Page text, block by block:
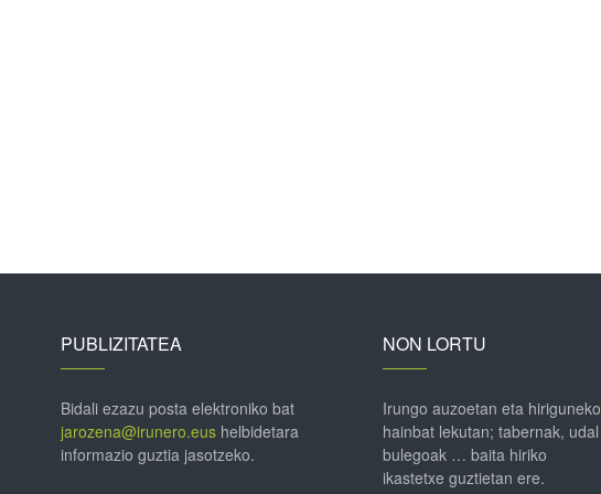
PUBLIZITATEA
Bidali ezazu posta elektroniko bat
jarozena@irunero.eushelbidetara
informazio guztia jasotzeko.
NON LORTU
Irungo auzoetan eta hiriguneko
hainbat lekutan; tabernak, udal
bulegoak … baita hiriko
ikastetxe guztietan ere.